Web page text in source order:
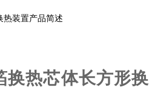
热装置产品简述
换热芯体长方形